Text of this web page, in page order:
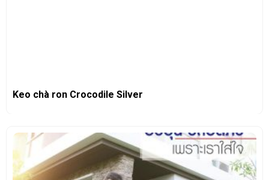
Keo chà ron Crocodile Silver